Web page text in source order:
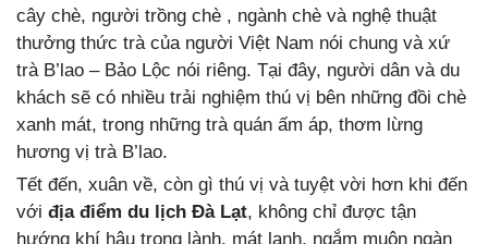
cây chè, người trồng chè , ngành chè và nghệ thuật
thưởng thức trà của người Việt Nam nói chung và xứ
trà B’lao – Bảo Lộc nói riêng. Tại đây, người dân và du
khách sẽ có nhiều trải nghiệm thú vị bên những đồi chè
xanh mát, trong những trà quán ấm áp, thơm lừng
hương vị trà B’lao.
Tết đến, xuân về, còn gì thú vị và tuyệt vời hơn khi đến
với địa điểm du lịch Đà Lạt, không chỉ được tận
hướng khí hậu trong lành, mát lạnh, ngắm muôn ngàn